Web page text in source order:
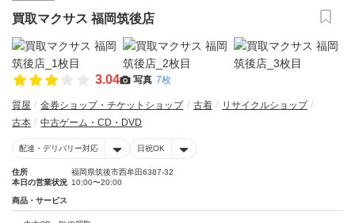
買取マクサス 福岡筑後店
3.04 写真 7枚
質屋 金券ショップ・チケットショップ 古着
リサイクルショップ
古本
中古ゲーム・CD・DVD
配達・デリバリー対応 日祝OK
住所
福岡県筑後市西牟田6387-32
本日の営業状況 10:00〜20:00
商品・サービス